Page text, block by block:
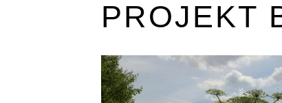
PROJEKT